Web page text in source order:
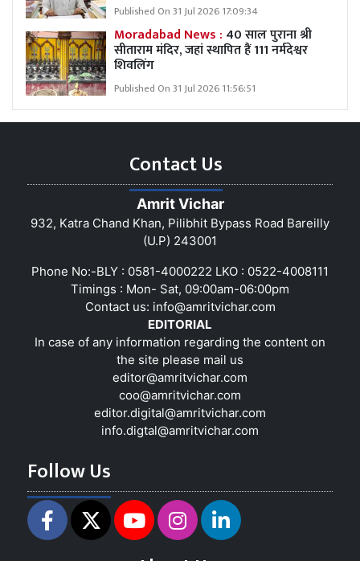
Published On 31 Jul 2026 17:09:34
Moradabad News : 40 साल पुराना श्री
सीताराम मंदिर, जहां स्थापित हैं 111 नर्मदेश्वर
शिवलिंग
Published On 31 Jul 2026 11:56:51
Contact Us
Amrit Vichar
932, Katra Chand Khan, Pilibhit Bypass Road Bareilly
(U.P) 243001
Phone No:-BLY : 0581-4000222 LKO : 0522-4008111
Timings : Mon- Sat, 09:00am-06:00pm
Contact us: info@amritvichar.com
EDITORIAL
In case of any information regarding the content on
the site please mail us
editor@amritvichar.com
coo@amritvichar.com
editor.digital@amritvichar.com
info.digtal@amritvichar.com
Follow Us